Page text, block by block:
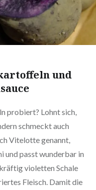
und
probiert? Lohnt sich,
schmeckt auch
Vitelotte genannt,
und passt wunderbar in
violetten Schale
Fleisch. Damit die